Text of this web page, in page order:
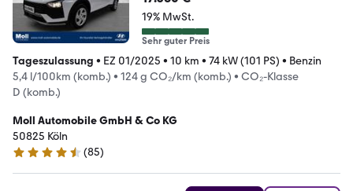
19% MwSt.
Sehr guter Preis
Tageszulassung • EZ 01/2025 • 10 km • 74 kW (101 PS) • Benzin
5,4 l/100km (komb.) • 124 g CO₂/km (komb.) • CO₂-Klasse
D (komb.)
Moll Automobile GmbH & Co KG
50825 Köln
4.6 Sterne
(85)